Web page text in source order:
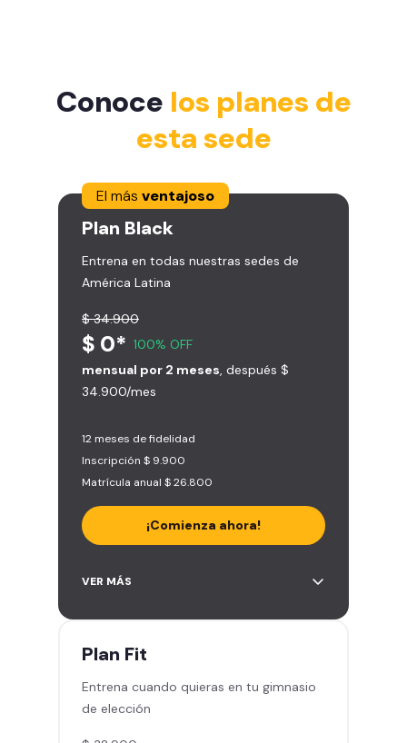
Conoce los planes de
esta sede
El más ventajoso
Plan Black
Entrena en todas nuestras sedes de
América Latina
$ 34.900
$ 0* 100% OFF
mensual por 2 meses , después $
34.900/mes
12 meses de fidelidad
Inscripción $ 9.900
Matrícula anual $ 26.800
¡Comienza ahora!
Acceso a más de 2.000 gimnasios
5 invitaciones al mes en el
1 Pase VIP de 15 días para un amigo
Smart Fit app – Tu plan de
entrenamiento personalizado
VER MÁS
Plan Fit
Entrena cuando quieras en tu gimnasio
de elección